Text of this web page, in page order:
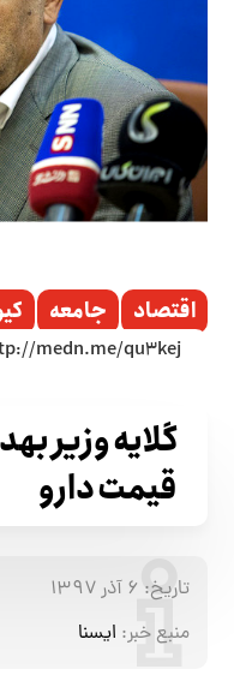
اقتصاد جامعه
گلایه وزیر
قیمت دارو
تاریخ: ۶ آذر ۱۳۹۷
منبع خبر: ایسنا